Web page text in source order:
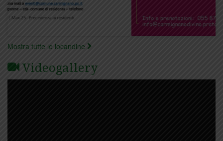
Mostra tutte le locandine
Videogallery